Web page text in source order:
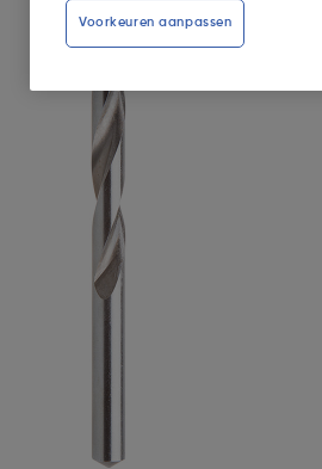
Voorkeuren aanpassen